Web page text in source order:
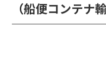
（船便コンテナ輸